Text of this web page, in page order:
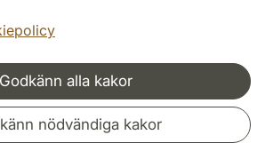
Godkänn alla kakor
nödvändiga kakor
och nätverk